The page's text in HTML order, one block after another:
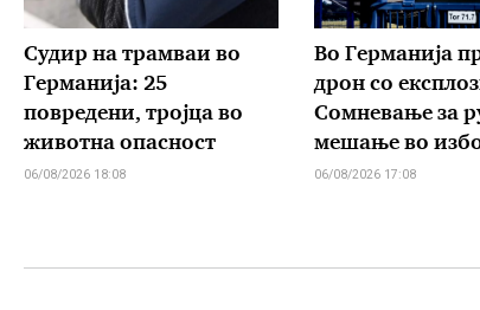
Судир на трамваи во
Германија: 25
повредени, тројца во
животна опасност
06/08/2026 18:08
Во Германија
дрон со
Сомневање за
мешање во
06/08/2026 17:08